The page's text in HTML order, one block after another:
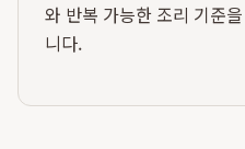
와 반복 가능한 조리 기준
니다.